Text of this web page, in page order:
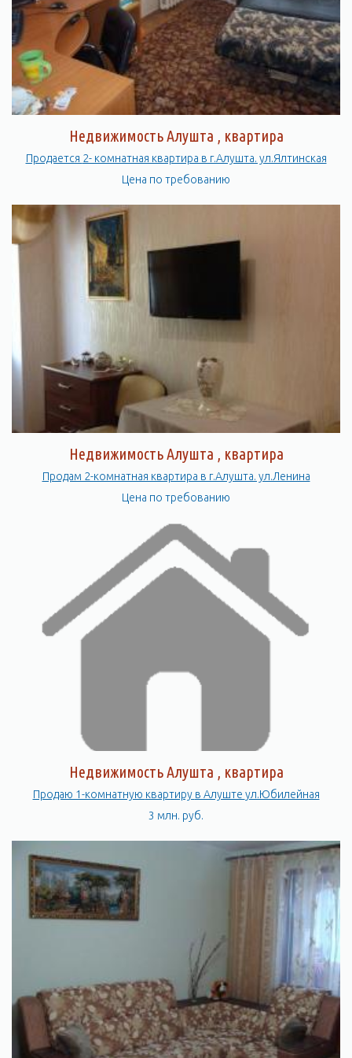
Здесь есть все необходимое для того, чтобы провести время
с удовольствием и насладиться красотами Крыма.
Недвижимость Алушта , квартира
Продается 2- комнатная квартира в г.Алушта. ул.Ялтинская
Цена по требованию
Недвижимость Алушта , квартира
Продам 2-комнатная квартира в г.Алушта. ул.Ленина
Цена по требованию
Недвижимость Алушта , квартира
Продаю 1-комнатную квартиру в Алуште ул.Юбилейная
3 млн. руб.